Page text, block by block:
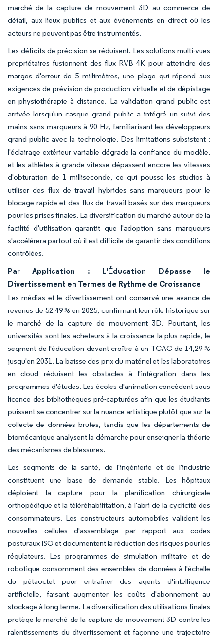
marché de la capture de mouvement 3D au commerce de
détail, aux lieux publics et aux événements en direct où les
acteurs ne peuvent pas être instrumentés.
Les déficits de précision se réduisent. Les solutions multi-vues
propriétaires fusionnent des flux RVB 4K pour atteindre des
marges d'erreur de 5 millimètres, une plage qui répond aux
exigences de prévision de production virtuelle et de dépistage
en physiothérapie à distance. La validation grand public est
arrivée lorsqu'un casque grand public a intégré un suivi des
mains sans marqueurs à 90 Hz, familiarisant les développeurs
grand public avec la technologie. Des limitations subsistent :
l'éclairage extérieur variable dégrade la confiance du modèle,
et les athlètes à grande vitesse dépassent encore les vitesses
d'obturation de 1 milliseconde, ce qui pousse les studios à
utiliser des flux de travail hybrides sans marqueurs pour le
blocage rapide et des flux de travail basés sur des marqueurs
pour les prises finales. La diversification du marché autour de la
facilité d'utilisation garantit que l'adoption sans marqueurs
s'accélérera partout où il est difficile de garantir des conditions
contrôlées.
Par Application : L'Éducation Dépasse le
Divertissement en Termes de Rythme de Croissance
Les médias et le divertissement ont conservé une avance de
revenus de 52,49 % en 2025, confirmant leur rôle historique sur
le marché de la capture de mouvement 3D. Pourtant, les
universités sont les acheteurs à la croissance la plus rapide, le
segment de l'éducation devant croître à un TCAC de 14,29 %
jusqu'en 2031. La baisse des prix du matériel et les laboratoires
en cloud réduisent les obstacles à l'intégration dans les
programmes d'études. Les écoles d'animation concèdent sous
licence des bibliothèques pré-capturées afin que les étudiants
puissent se concentrer sur la nuance artistique plutôt que sur la
collecte de données brutes, tandis que les départements de
biomécanique analysent la démarche pour enseigner la théorie
des mécanismes de blessures.
Les segments de la santé, de l'ingénierie et de l'industrie
constituent une base de demande stable. Les hôpitaux
déploient la capture pour la planification chirurgicale
orthopédique et la téléréhabilitation, à l'abri de la cyclicité des
consommateurs. Les constructeurs automobiles valident les
nouvelles cellules d'assemblage par rapport aux codes
posturaux ISO et documentent la réduction des risques pour les
régulateurs. Les programmes de simulation militaire et de
robotique consomment des ensembles de données à l'échelle
du pétaoctet pour entraîner des agents d'intelligence
artificielle, faisant augmenter les coûts d'abonnement au
stockage à long terme. La diversification des utilisations finales
protège le marché de la capture de mouvement 3D contre les
ralentissements du divertissement et façonne une trajectoire